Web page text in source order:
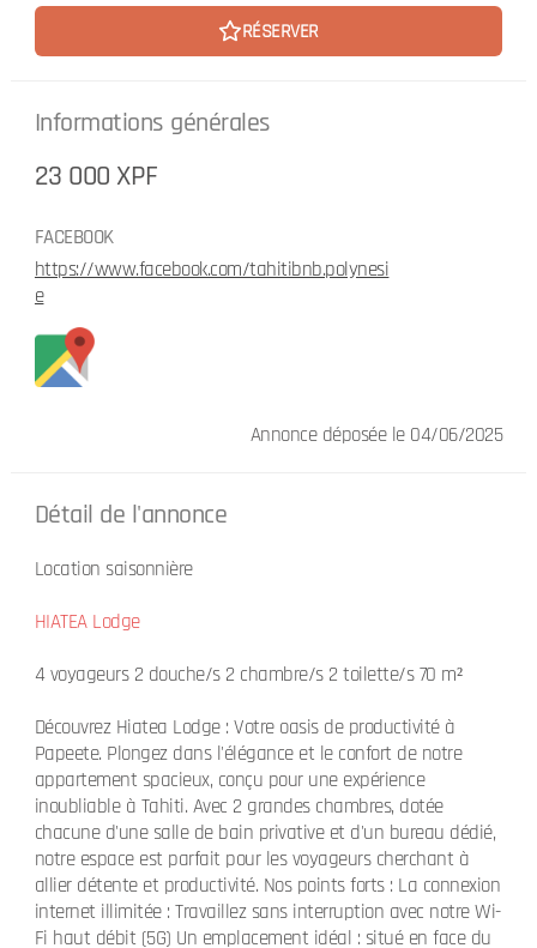
RÉSERVER
Informations générales
23 000 XPF
FACEBOOK
https://www.facebook.com/tahitibnb.polynesi
e
Annonce déposée le 04/06/2025
Détail de l'annonce
Location saisonnière
HIATEA Lodge
4 voyageurs 2 douche/s 2 chambre/s 2 toilette/s 70 m²
Découvrez Hiatea Lodge : Votre oasis de productivité à
Papeete. Plongez dans l'élégance et le confort de notre
appartement spacieux, conçu pour une expérience
inoubliable à Tahiti. Avec 2 grandes chambres, dotée
chacune d'une salle de bain privative et d'un bureau dédié,
notre espace est parfait pour les voyageurs cherchant à
allier détente et productivité. Nos points forts : La connexion
internet illimitée : Travaillez sans interruption avec notre Wi-
Fi haut débit (5G) Un emplacement idéal : situé en face du